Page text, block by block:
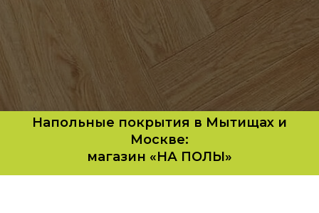
Напольные покрытия в Мытищах и
Москве:
магазин «НА ПОЛЫ»